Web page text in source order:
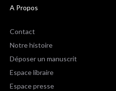
A Propos
Contact
Notre histoire
Déposer un manuscrit
Espace libraire
Espace presse